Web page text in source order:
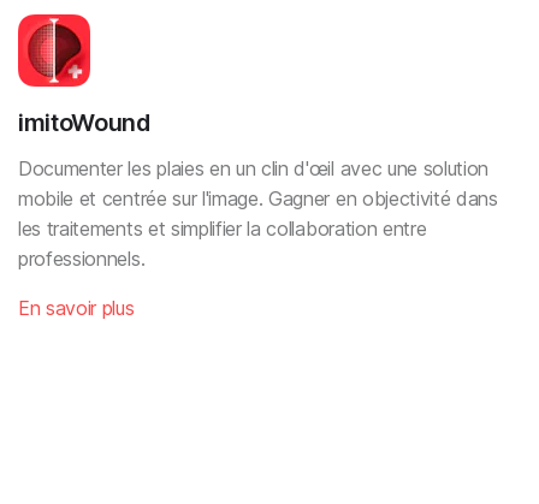
imitoWound
Documenter les plaies en un clin d'œil avec une solution
mobile et centrée sur l'image. Gagner en objectivité dans
les traitements et simplifier la collaboration entre
professionnels.
En savoir plus